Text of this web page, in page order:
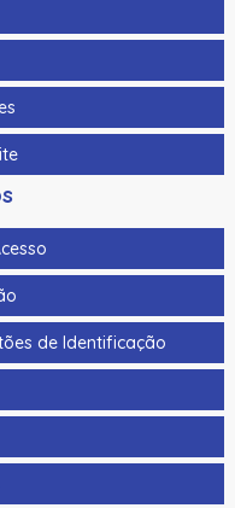
de Identificação